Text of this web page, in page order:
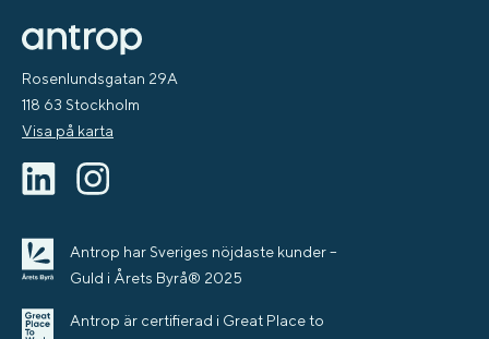
Rosenlundsgatan 29A
118 63 Stockholm
Visa på karta
Antrop har Sveriges nöjdaste kunder –
Guld i Årets Byrå® 2025
Antrop är certifierad i Great Place to